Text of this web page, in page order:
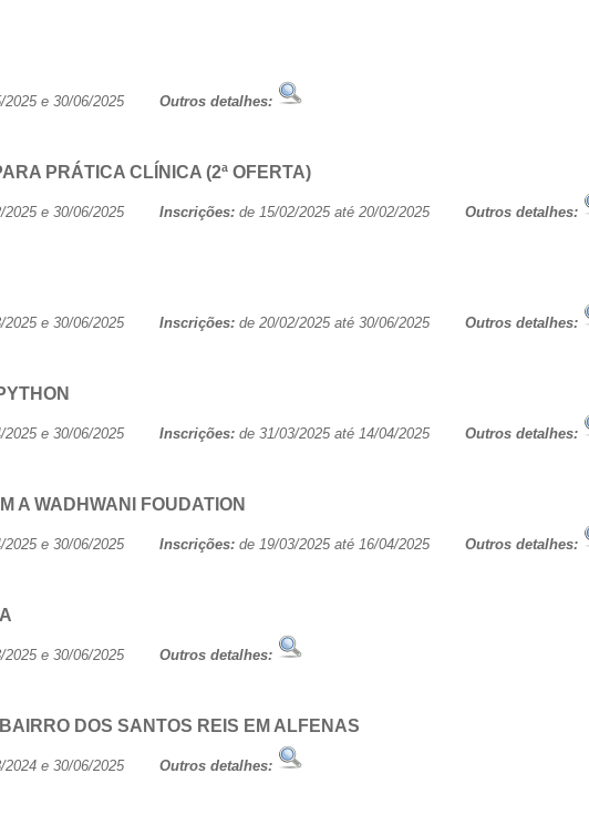
2025 e 30/06/2025 Outros detalhes:
PRÁTICA CLÍNICA (2ª OFERTA)
2025 e 30/06/2025 Inscrições: de 15/02/2025 até 20/02/2025 Outros detalhes:
2025 e 30/06/2025 Inscrições: de 20/02/2025 até 30/06/2025 Outros detalhes:
2025 e 30/06/2025 Inscrições: de 31/03/2025 até 14/04/2025 Outros detalhes:
A WADHWANI FOUDATION
2025 e 30/06/2025 Inscrições: de 19/03/2025 até 16/04/2025 Outros detalhes:
2025 e 30/06/2025 Outros detalhes:
DOS SANTOS REIS EM ALFENAS
2024 e 30/06/2025 Outros detalhes: